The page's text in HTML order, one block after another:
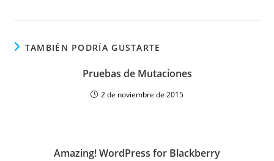
TAMBIÉN PODRÍA GUSTARTE
Pruebas de Mutaciones
2 de noviembre de 2015
Amazing! WordPress for Blackberry